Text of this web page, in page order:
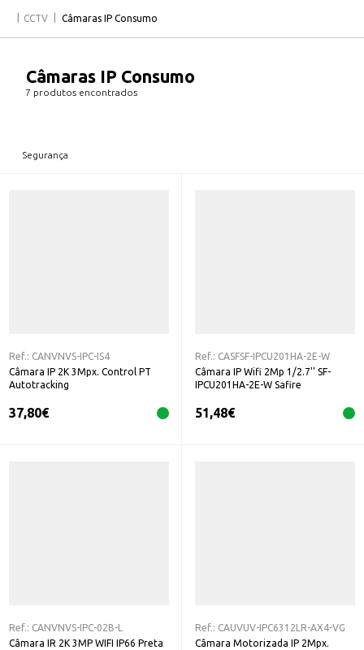
CCTV Câmaras IP Consumo
Câmaras IP Consumo
7 produtos encontrados
Segurança
Ref.: CANVNVS-IPC-IS4
Câmara IP 2K 3Mpx. Control PT
Autotracking
37,80€
Ref.: CASFSF-IPCU201HA-2E-W
Câmara IP Wifi 2Mp 1/2.7'' SF-
IPCU201HA-2E-W Safire
51,48€
Ref.: CANVNVS-IPC-02B-L
Câmara IR 2K 3MP WIFI IP66 Preta
Ref.: CAUVUV-IPC6312LR-AX4-VG
Câmara Motorizada IP 2Mpx.